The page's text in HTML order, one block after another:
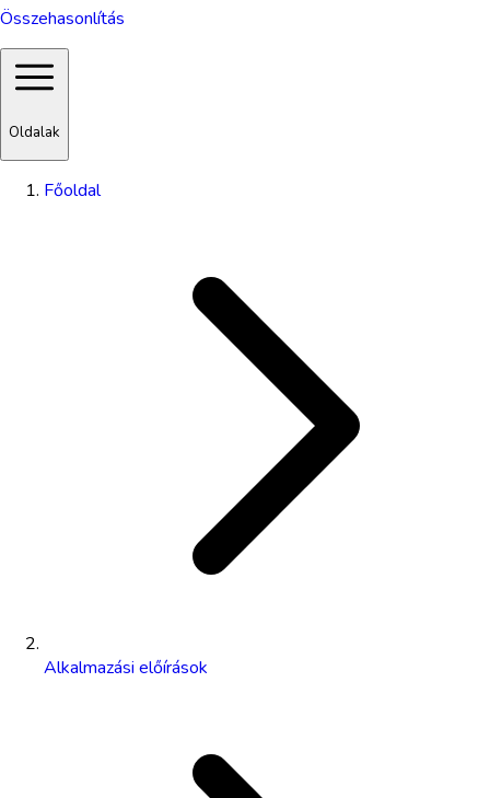
Összehasonlítás
Oldalak
Főoldal
Alkalmazási előírások